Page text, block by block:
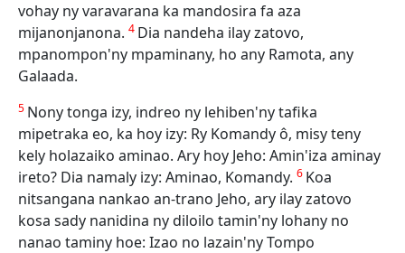
vohay ny varavarana ka mandosira fa aza
mijanonjanona. 4 Dia nandeha ilay zatovo,
mpanompon'ny mpaminany, ho any Ramota, any
Galaada.
5 Nony tonga izy, indreo ny lehiben'ny tafika
mipetraka eo, ka hoy izy: Ry Komandy ô, misy teny
kely holazaiko aminao. Ary hoy Jeho: Amin'iza aminay
ireto? Dia namaly izy: Aminao, Komandy. 6 Koa
nitsangana nankao an-trano Jeho, ary ilay zatovo
kosa sady nanidina ny diloilo tamin'ny lohany no
nanao taminy hoe: Izao no lazain'ny Tompo